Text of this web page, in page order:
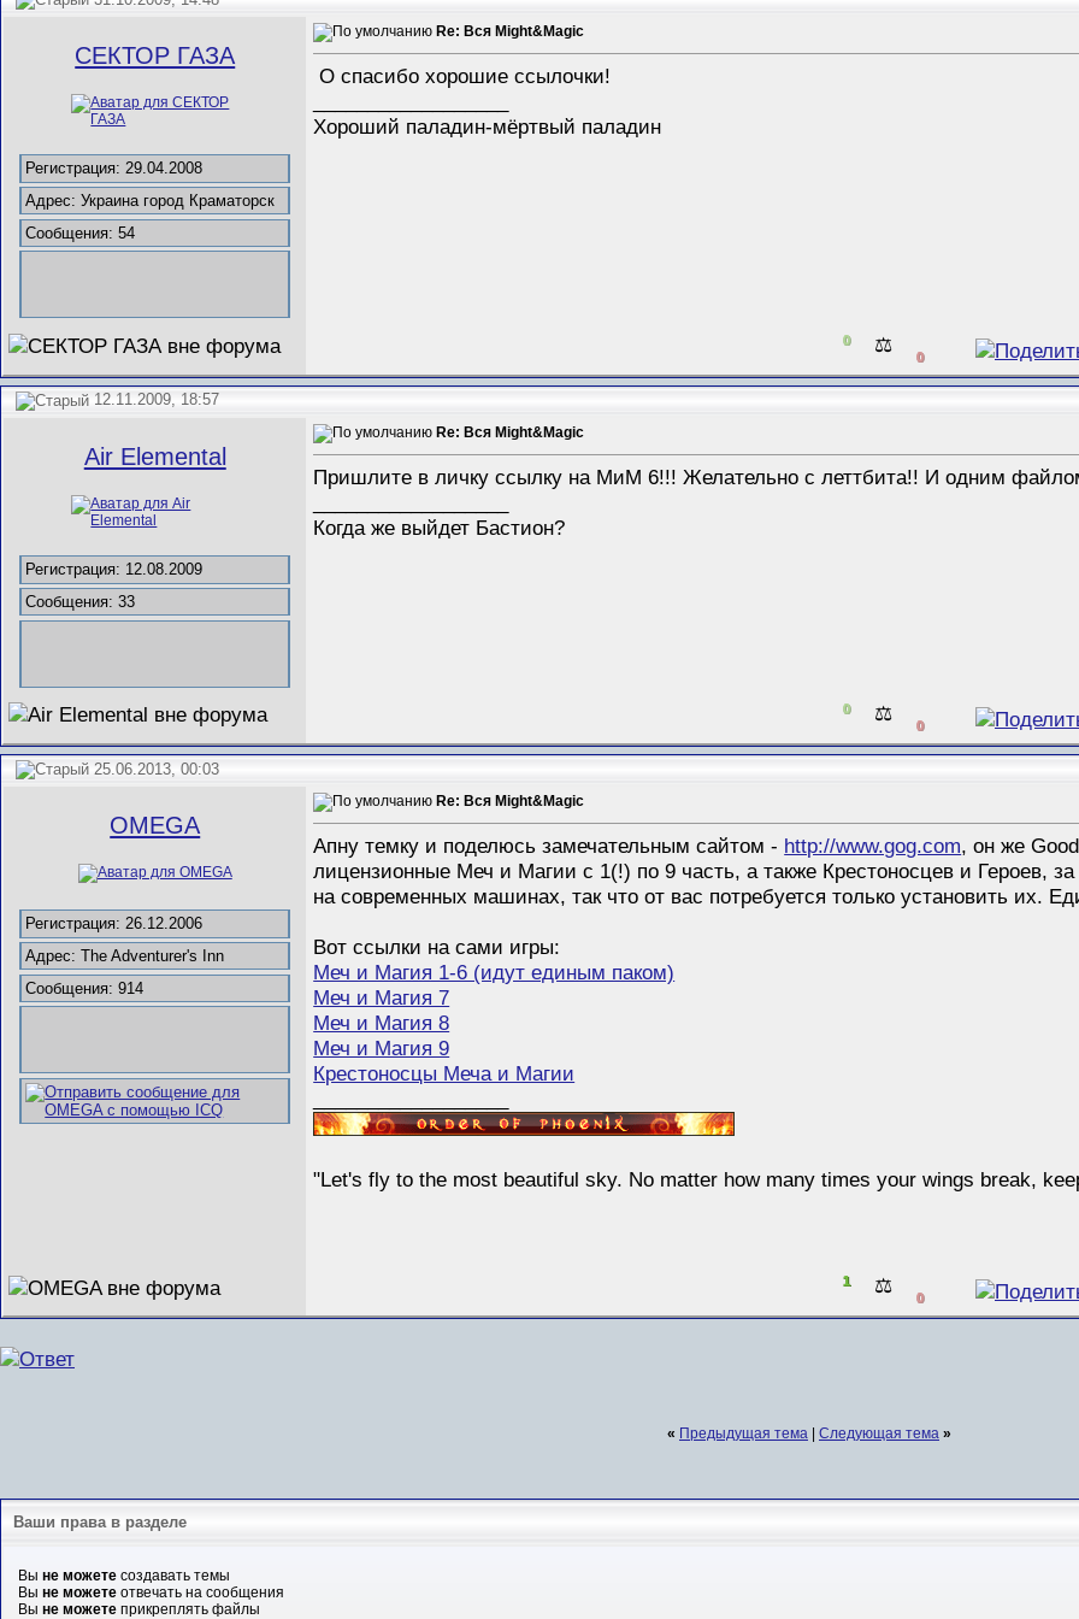
СЕКТОР ГАЗА
Регистрация: 29.04.2008
Адрес: Украина город Краматорск
Сообщения: 54
Re: Вся Might&Magic
О спасибо хорошие ссылочки!
Хороший паладин-мёртвый паладин
0 ⚖️ 0
12.11.2009, 18:57
Air Elemental
Регистрация: 12.08.2009
Сообщения: 33
Re: Вся Might&Magic
Пришлите в личку ссылку на МиМ 6!!! Желательно с леттбита!! И одним
Когда же выйдет Бастион?
0 ⚖️ 0
25.06.2013, 00:03
ОMEGA
Регистрация: 26.12.2006
Адрес: The Adventurer's Inn
Сообщения: 914
Re: Вся Might&Magic
Апну темку и поделюсь замечательным сайтом - http://www.gog.com, он же
лицензионные Меч и Магии с 1(!) по 9 часть, а также Крестоносцев и Героев,
на современных машинах, так что от вас потребуется только установить их.
Вот ссылки на сами игры:
Меч и Магия 1-6 (идут единым паком)
Меч и Магия 7
Меч и Магия 8
Меч и Магия 9
Крестоносцы Меча и Магии
"Let's fly to the most beautiful sky. No matter how many times your wings break,
1 ⚖️ 0
« Предыдущая тема | Следующая тема »
Ваши права в разделе
Выне можете создавать темы
Выне можете отвечать на сообщения
Выне можете прикреплять файлы